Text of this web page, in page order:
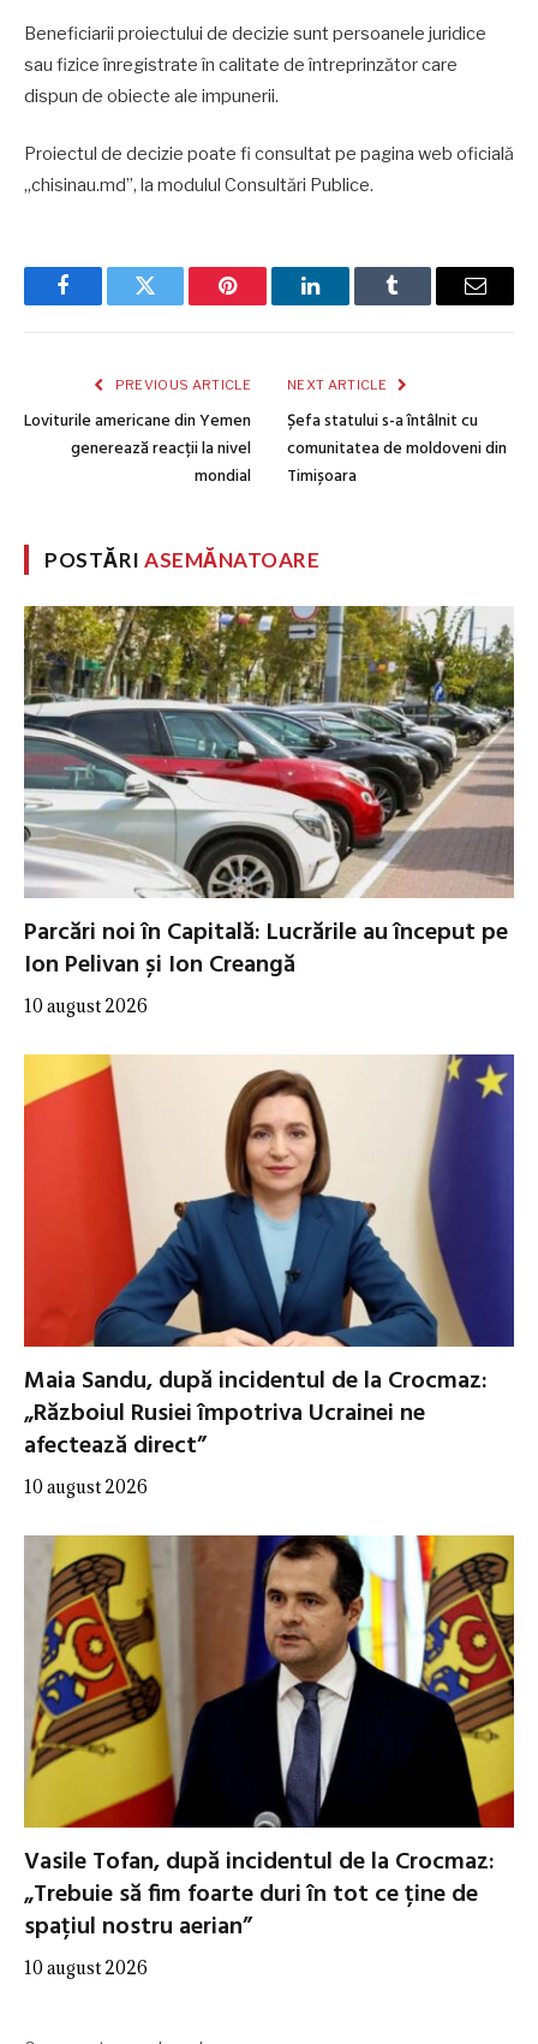
Beneficiarii proiectului de decizie sunt persoanele juridice
sau fizice înregistrate în calitate de întreprinzător care
dispun de obiecte ale impunerii.
Proiectul de decizie poate fi consultat pe pagina web oficială
„chisinau.md”, la modulul Consultări Publice.
FacebookTwitter Pinterest LinkedInTumblr Email
PREVIOUS ARTICLE
Loviturile americane din Yemen
generează reacții la nivel
mondial
NEXT ARTICLE
Șefa statului s-a întâlnit cu
comunitatea de moldoveni din
Timișoara
POSTĂRIASEMĂNATOARE
Parcări noi în Capitală: Lucrările au început pe
Ion Pelivan și Ion Creangă
10 august 2026
Maia Sandu, după incidentul de la Crocmaz:
„Războiul Rusiei împotriva Ucrainei ne
afectează direct”
10 august 2026
Vasile Tofan, după incidentul de la Crocmaz:
„Trebuie să fim foarte duri în tot ce ține de
spațiul nostru aerian”
10 august 2026